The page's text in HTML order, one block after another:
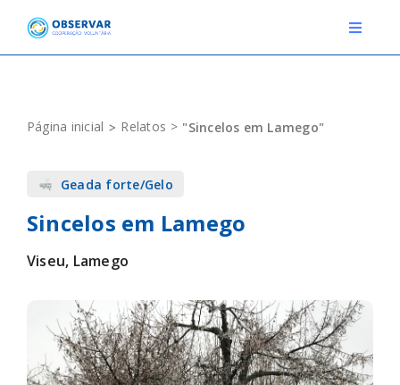
content
Toggle
EVENTOS
DEFINIÇÕES
F.A.Q.
Novo relato Login
Página inicial Relatos "Sincelos em Lamego"
Geada forte/Gelo
Sincelos em Lamego
Viseu, Lamego